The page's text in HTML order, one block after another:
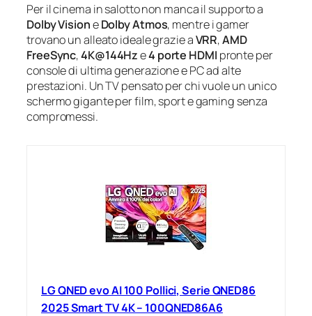
Per il cinema in salotto non manca il supporto a
Dolby VisioneDolby Atmos, mentre i gamer
trovano un alleato ideale grazie aVRR,AMD
FreeSync,4K@144Hze4 porte HDMI pronte per
console di ultima generazione e PC ad alte
prestazioni. Un TV pensato per chi vuole un unico
schermo gigante per film, sport e gaming senza
compromessi.
LG QNED evo AI 100 Pollici, Serie QNED86
2025 Smart TV 4K – 100QNED86A6